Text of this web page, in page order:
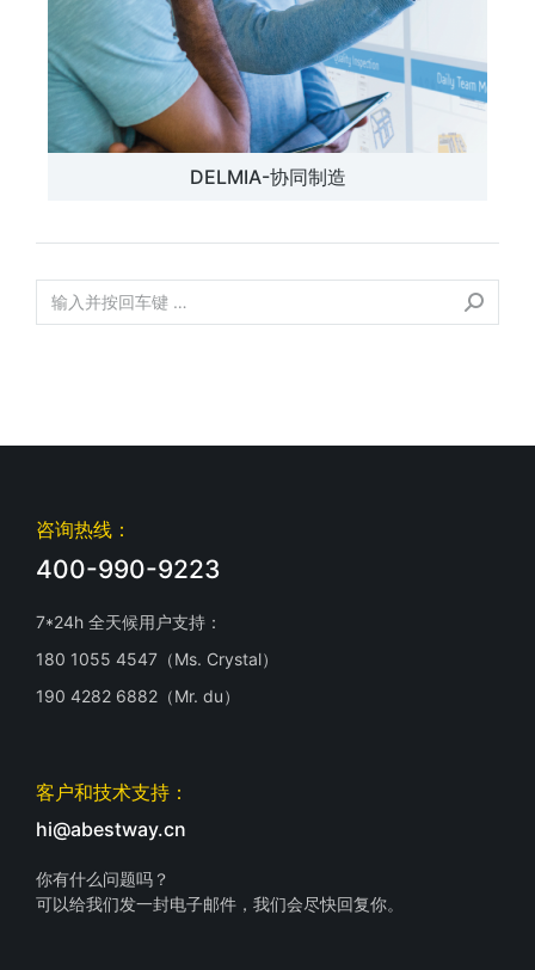
DELMIA-协同制造
咨询热线：
400-990-9223
7*24h 全天候用户支持：
180 1055 4547（Ms. Crystal）
190 4282 6882（Mr. du）
客户和技术支持：
hi@abestway.cn
你有什么问题吗？
可以给我们发一封电子邮件，我们会尽快回复你。